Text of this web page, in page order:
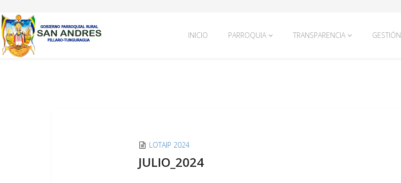
INICIO PARROQUIA TRANSPARENCIA GESTIÓN
LOTAIP 2024
JULIO_2024